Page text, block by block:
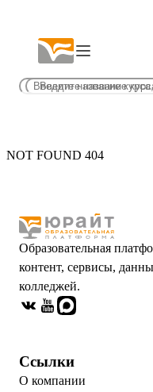
NOT FOUND 404
Образовательная
контент, сервисы,
колледжей.
Ссылки
О компании